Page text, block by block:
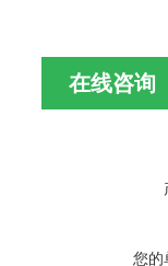
在线咨询
您的